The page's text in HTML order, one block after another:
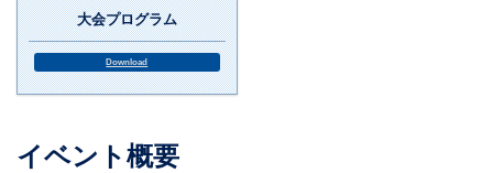
大会プログラム
Download
イベント概要